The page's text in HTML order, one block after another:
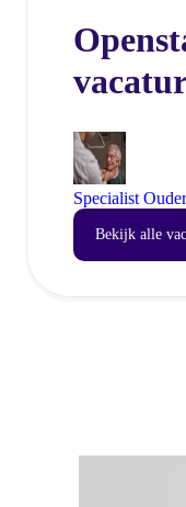
Specialist
Bekijk alle